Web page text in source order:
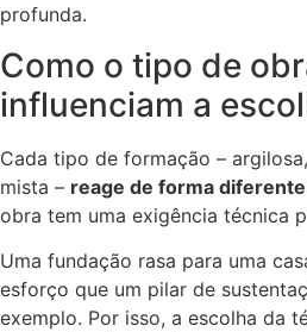
profunda.
Como o tipo de
influenciam a
Cada tipo de formação –
mista – reage de forma
obra tem uma exigência técnica
Uma fundação rasa para uma
esforço que um pilar de
exemplo. Por isso, a escolha da